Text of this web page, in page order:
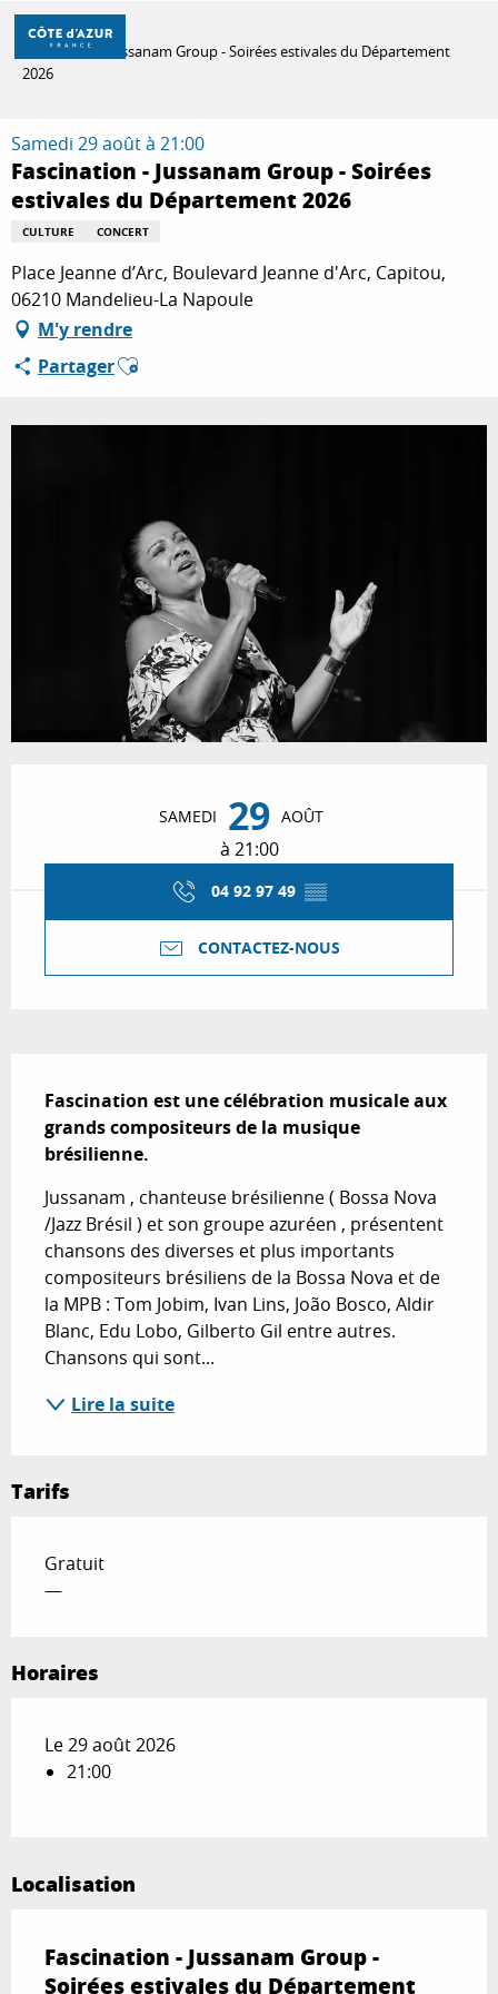
Aller
contenu
À FAIRE
SÉJOURNER
Accueil
Fascination - Jussanam Group - Soirées estivales du Département
2026
Samedi 29 août à 21:00
Fascination - Jussanam Group - Soirées
estivales du Département 2026
CULTURE CONCERT
Place Jeanne d’Arc, Boulevard Jeanne d'Arc, Capitou,
06210 Mandelieu-La Napoule
M'y rendre
PartagerAjouter aux favoris
SAMEDI 29 AOÛT
à 21:00
04 92 97 49 ▒▒
CONTACTEZ-NOUS
Fascination est une célébration musicale aux
grands compositeurs de la musique
brésilienne.
Jussanam , chanteuse brésilienne ( Bossa Nova
/Jazz Brésil ) et son groupe azuréen , présentent
chansons des diverses et plus importants
compositeurs brésiliens de la Bossa Nova et de
la MPB : Tom Jobim, Ivan Lins, João Bosco, Aldir
Blanc, Edu Lobo, Gilberto Gil entre autres.
Chansons qui sont...
Lire la suite
Tarifs
Gratuit
—
Horaires
Le 29 août 2026
21:00
Localisation
Fascination - Jussanam Group -
Soirées estivales du Département